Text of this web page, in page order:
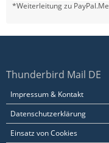
*Weiterleitung zu PayPal.Me
Thunderbird Mail DE
Impressum & Kontakt
Datenschutzerklärung
Einsatz von Cookies